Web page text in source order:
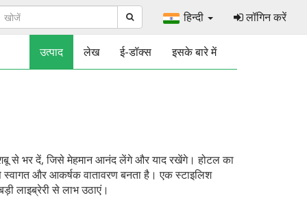
हिन्दी लॉगिन करें
उत्पाद लेख ई-डॉक्स इसके बारे में
से भर दें, जिसे मेहमान आनंद लेंगे और याद रखेंगे। होटल का
और आकर्षक वातावरण बनता है। एक स्टाइलिश
लाइब्रेरी से लाभ उठाएं।